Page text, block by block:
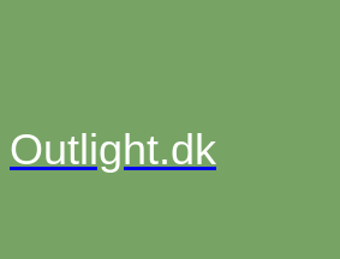
Outlight.dk